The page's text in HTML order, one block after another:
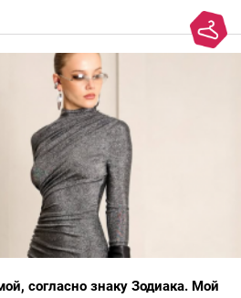
согласно знаку Зодиака. Мой